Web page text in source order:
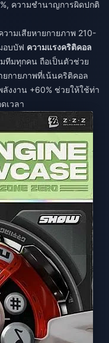
ความชำนาญการผิดปกติ
ามเสียหายกายภาพ 210-
อบบัฟ ความแรงคริติคอล
ทีมทุกคน ถือเป็นตัวช่วย
ยกายภาพที่เน้นคริติคอล
งงาน +60% ช่วยให้ใช้ท่า
เวลา